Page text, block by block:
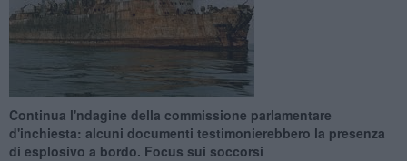
Continua l'ndagine della commissione parlamentare
d'inchiesta: alcuni documenti testimonierebbero la presenza
di esplosivo a bordo. Focus sui soccorsi